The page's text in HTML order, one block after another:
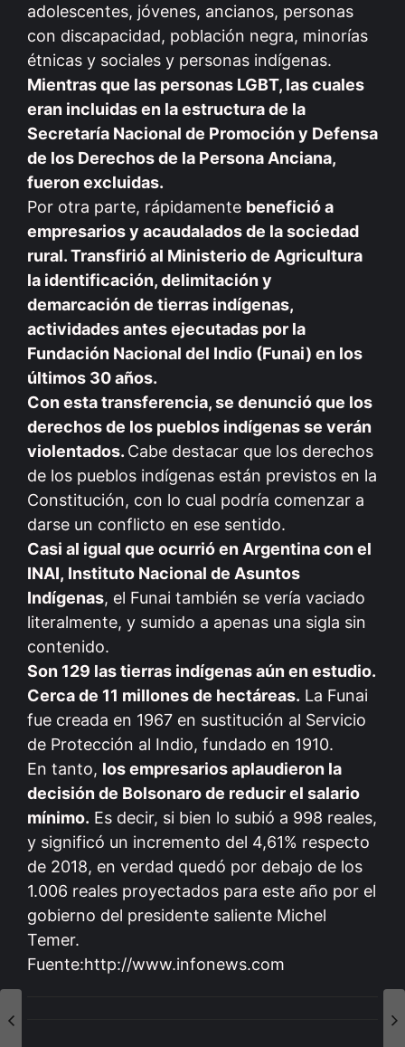
adolescentes, jóvenes, ancianos, personas
con discapacidad, población negra, minorías
étnicas y sociales y personas indígenas.
Mientras que las personas LGBT, las cuales
eran incluidas en la estructura de la
Secretaría Nacional de Promoción y Defensa
de los Derechos de la Persona Anciana,
fueron excluidas.
Por otra parte, rápidamente benefició a
empresarios y acaudalados de la sociedad
rural. Transfirió al Ministerio de Agricultura
la identificación, delimitación y
demarcación de tierras indígenas,
actividades antes ejecutadas por la
Fundación Nacional del Indio (Funai) en los
últimos 30 años.
Con esta transferencia, se denunció que los
derechos de los pueblos indígenas se verán
violentados. Cabe destacar que los derechos
de los pueblos indígenas están previstos en la
Constitución, con lo cual podría comenzar a
darse un conflicto en ese sentido.
Casi al igual que ocurrió en Argentina con el
INAI, Instituto Nacional de Asuntos
Indígenas, el Funai también se vería vaciado
literalmente, y sumido a apenas una sigla sin
contenido.
Son 129 las tierras indígenas aún en estudio.
Cerca de 11 millones de hectáreas. La Funai
fue creada en 1967 en sustitución al Servicio
de Protección al Indio, fundado en 1910.
En tanto, los empresarios aplaudieron la
decisión de Bolsonaro de reducir el salario
mínimo. Es decir, si bien lo subió a 998 reales,
y significó un incremento del 4,61% respecto
de 2018, en verdad quedó por debajo de los
1.006 reales proyectados para este año por el
gobierno del presidente saliente Michel
Temer.
Fuente:http://www.infonews.com